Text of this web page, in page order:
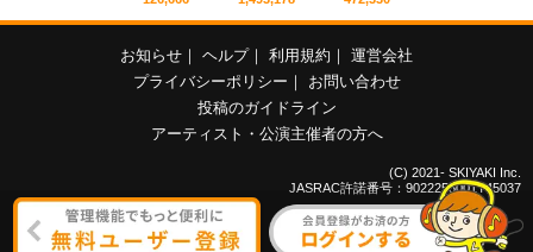
お知らせ ｜ ヘルプ｜ 利用規約 ｜ 運営会社
プライバシーポリシー ｜
お問い合わせ
投稿のガイドライン
アーティスト・公演主催者の方へ
(C) 2021- SKIYAKI Inc.
JASRAC許諾番号：9022255001Y45037